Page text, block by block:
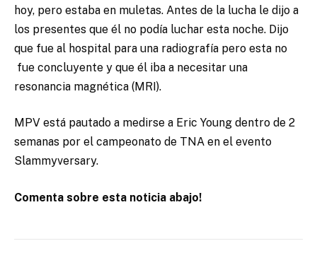
hoy, pero estaba en muletas. Antes de la lucha le dijo a
los presentes que él no podía luchar esta noche. Dijo
que fue al hospital para una radiografía pero esta no
fue concluyente y que él iba a necesitar una
resonancia magnética (MRI).
MPV está pautado a medirse a Eric Young dentro de 2
semanas por el campeonato de TNA en el evento
Slammyversary.
Comenta sobre esta noticia abajo!